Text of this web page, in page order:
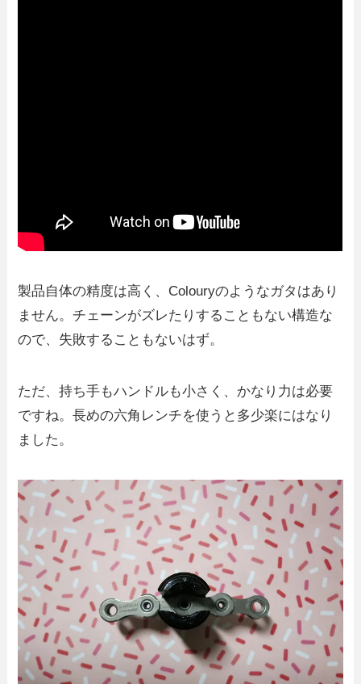
製品自体の精度は高く、Colouryのようなガタはあり
ません。チェーンがズレたりすることもない構造な
ので、失敗することもないはず。
ただ、持ち手もハンドルも小さく、かなり力は必要
ですね。長めの六角レンチを使うと多少楽にはなり
ました。